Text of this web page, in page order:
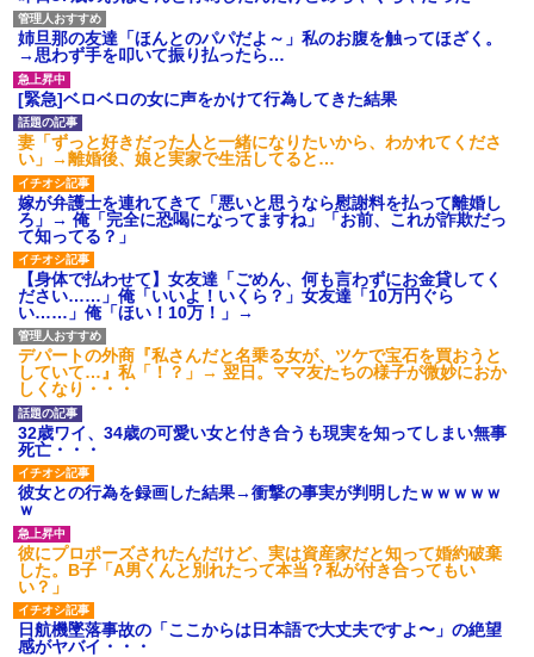
姉旦那の友達「ほんとのパパだよ～」私のお腹を触ってほざく。
→思わず手を叩いて振り払ったら…
[緊急]ベロベロの女に声をかけて行為してきた結果
妻「ずっと好きだった人と一緒になりたいから、わかれてくださ
い」→離婚後、娘と実家で生活してると…
嫁が弁護士を連れてきて「悪いと思うなら慰謝料を払って離婚し
ろ」→ 俺「完全に恐喝になってますね」「お前、これが詐欺だっ
て知ってる？」
【身体で払わせて】女友達「ごめん、何も言わずにお金貸してく
ださい……」俺「いいよ！いくら？」女友達「10万円ぐら
い……」俺「ほい！10万！」→
デパートの外商『私さんだと名乗る女が、ツケで宝石を買おうと
していて…』私「！？」→ 翌日。ママ友たちの様子が微妙におか
しくなり・・・
32歳ワイ、34歳の可愛い女と付き合うも現実を知ってしまい無事
死亡・・・
彼女との行為を録画した結果→衝撃の事実が判明したｗｗｗｗｗ
ｗ
彼にプロポーズされたんだけど、実は資産家だと知って婚約破棄
した。B子「A男くんと別れたって本当？私が付き合ってもい
い？」
日航機墜落事故の「ここからは日本語で大丈夫ですよ〜」の絶望
感がヤバイ・・・